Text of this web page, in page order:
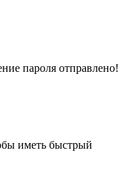
пароля отправлено!
иметь быстрый